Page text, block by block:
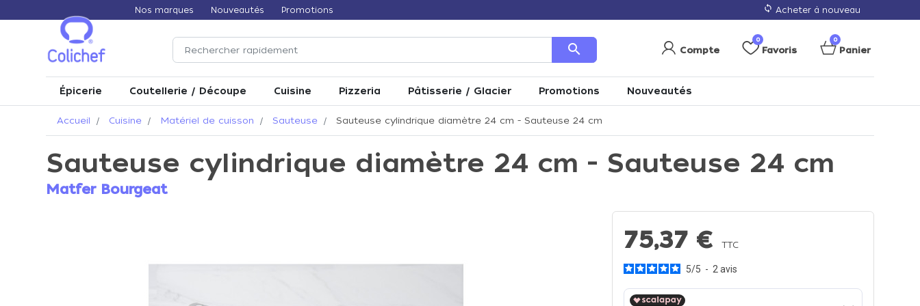
Nos marques Nouveautés Promotions loop Acheter à nouveau
search Compte
0
Favoris
0
Panier
Épicerie Coutellerie / Découpe Cuisine Pizzeria Pâtisserie / Glacier Promotions Nouveautés
Accueil Cuisine Matériel de cuisson Sauteuse Sauteuse cylindrique diamètre 24 cm - Sauteuse 24 cm
Sauteuse cylindrique diamètre 24 cm - Sauteuse 24 cm
Matfer Bourgeat
75,37 € TTC
5/5 - 2 avis